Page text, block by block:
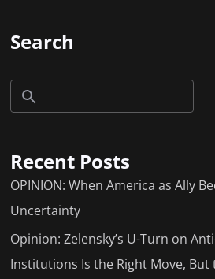
Search
Recent Posts
OPINION: When America as Ally
Uncertainty
Opinion: Zelensky’s U-Turn on
Institutions Is the Right Move, But